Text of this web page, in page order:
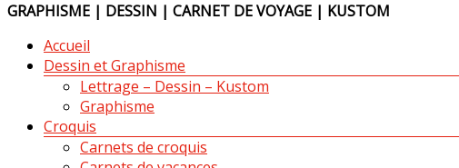
GRAPHISME | DESSIN | CARNET DE VOYAGE | KUSTOM
MenuAccueil
Dessin et Graphisme
Lettrage – Dessin – Kustom
Graphisme
Croquis
Carnets de croquis